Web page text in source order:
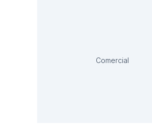
Comercial